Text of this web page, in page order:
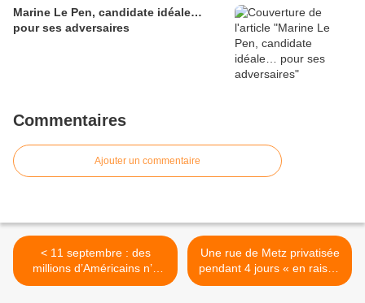
Marine Le Pen, candidate idéale…
pour ses adversaires
Commentaires
Ajouter un commentaire
< 11 septembre : des
millions d’Américains n’y
croient plus (par Christophe
Une rue de Metz privatisée
pendant 4 jours « en raison
des fêtes juives » >